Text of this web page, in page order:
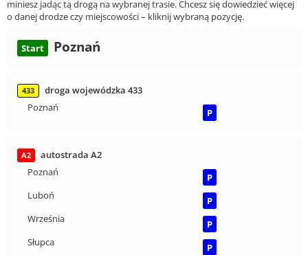
miniesz jadąc tą drogą na wybranej trasie. Chcesz się dowiedzieć więcej
o danej drodze czy miejscowości – kliknij wybraną pozycję.
Start Poznań
433
droga wojewódzka 433
Poznań
P
A2
autostrada A2
Poznań
P
Luboń
P
Września
P
Słupca
P